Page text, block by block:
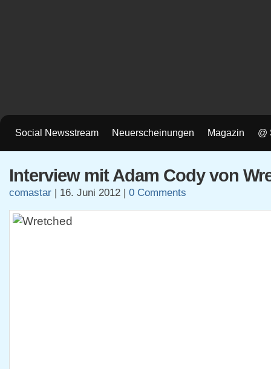
Social Newsstream Neuerscheinungen Magazin @
Interview mit Adam Cody von
comastar | 16. Juni 2012 | 0 Comments